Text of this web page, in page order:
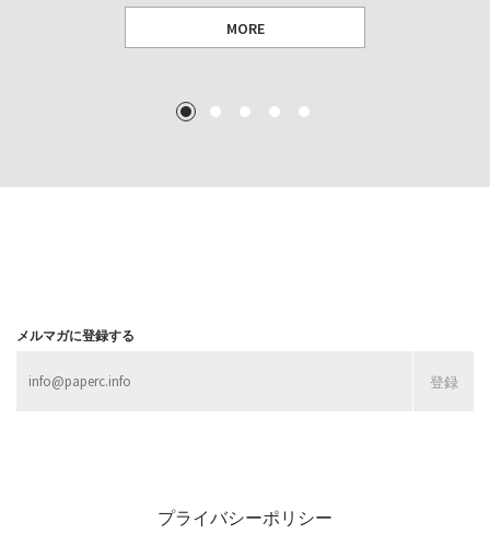
MORE
MORE
MORE
1 2 3 4 5
メルマガに登録する
プライバシーポリシー